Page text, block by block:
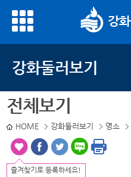
강화둘러보기
전체보기
HOME 강화둘러보기 명소
즐겨찾기로 등록하세요!